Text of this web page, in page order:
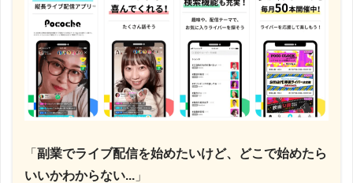
「 副業でライブ配信を始めたいけど、どこで始めたら
いいかわからない... 」